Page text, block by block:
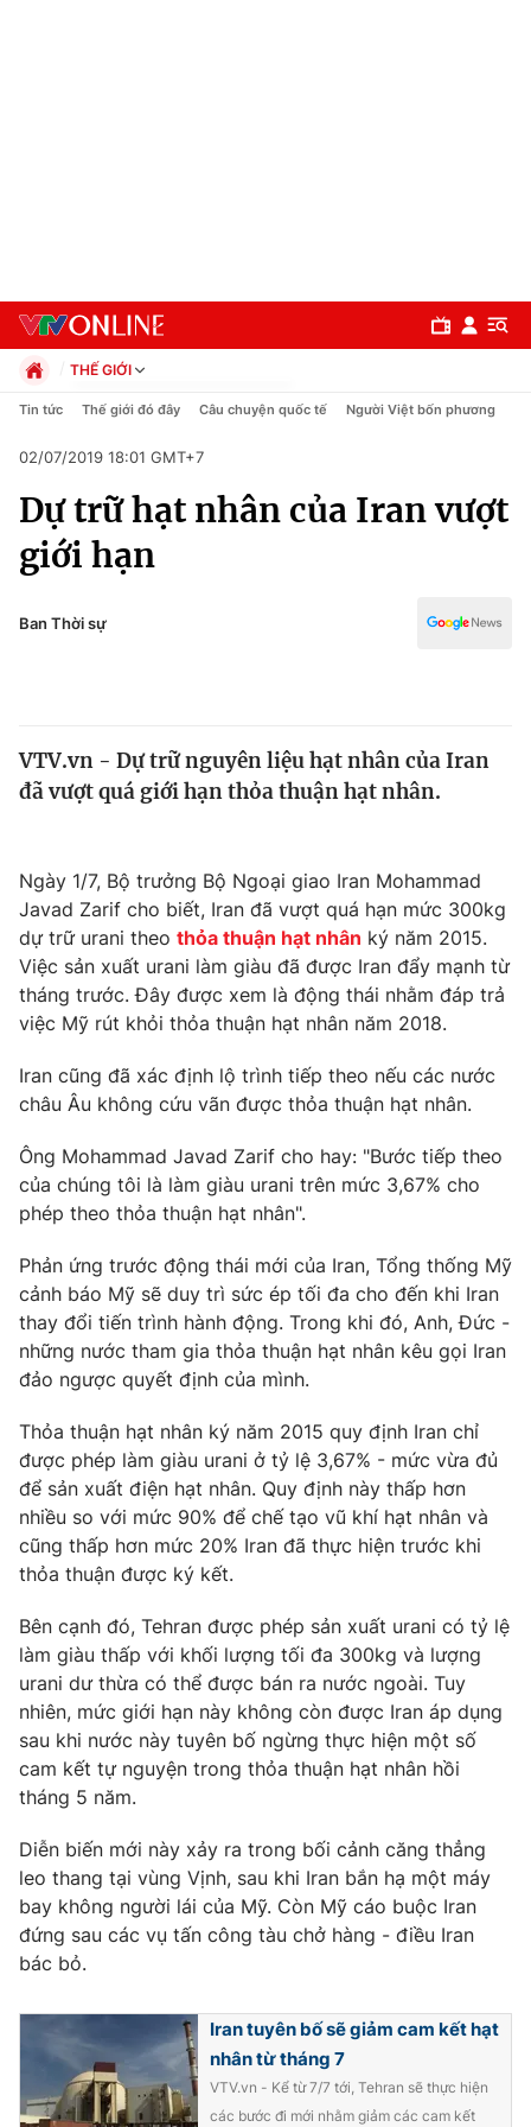
Chuyên mục
Chính trị
Thế giới đó đây
Câu chuyện quốc tế
Kinh tế
Tài chính
Thị trường
Góc doanh nghiệp
Dữ liệu và đời sống
Truyền hình
Phim VTV
Hậu trường
Nhân vật
Khán giả
Giải sao mai
Giải trí
Điện ảnh
Âm nhạc
Đời sống
Du lịch
Làm đẹp
Chất lượng cuộc sống
Giáo dục
Tuyển sinh
Học trực tuyến
Công nghệ
Hitech Công nghệ tương lai
Sản phẩm
Thị trường
Tư vấn
Giao lưu trực tuyến
Lịch phát sóng
Chuyên mục khác
Emagazine
Photo Infographic
Video Shorts video
VTV Money VTV Thể thao
VTV Sức khoẻ Bất động sản
Thị trường 24h Tấm lòng Việt
VTV4
VTV8
Liên hệ tòa soạn English
THẾ GIỚI
Chính trị
Pháp luật
Kinh tế
Thể thao
Truyền hình
Y tế
Tin tức Thế giới đó đây Câu chuyện quốc tế Người Việt bốn phương
02/07/2019 18:01 GMT+7
Dự trữ hạt nhân của Iran vượt
giới hạn
Ban Thời sự
VTV.vn - Dự trữ nguyên liệu hạt nhân của Iran
đã vượt quá giới hạn thỏa thuận hạt nhân.
Ngày 1/7, Bộ trưởng Bộ Ngoại giao Iran Mohammad
Javad Zarif cho biết, Iran đã vượt quá hạn mức 300kg
dự trữ urani theo thỏa thuận hạt nhân ký năm 2015.
Việc sản xuất urani làm giàu đã được Iran đẩy mạnh từ
tháng trước. Đây được xem là động thái nhằm đáp trả
việc Mỹ rút khỏi thỏa thuận hạt nhân năm 2018.
Iran cũng đã xác định lộ trình tiếp theo nếu các nước
châu Âu không cứu vãn được thỏa thuận hạt nhân.
Ông Mohammad Javad Zarif cho hay: "Bước tiếp theo
của chúng tôi là làm giàu urani trên mức 3,67% cho
phép theo thỏa thuận hạt nhân".
Phản ứng trước động thái mới của Iran, Tổng thống Mỹ
cảnh báo Mỹ sẽ duy trì sức ép tối đa cho đến khi Iran
thay đổi tiến trình hành động. Trong khi đó, Anh, Đức -
những nước tham gia thỏa thuận hạt nhân kêu gọi Iran
đảo ngược quyết định của mình.
Thỏa thuận hạt nhân ký năm 2015 quy định Iran chỉ
được phép làm giàu urani ở tỷ lệ 3,67% - mức vừa đủ
để sản xuất điện hạt nhân. Quy định này thấp hơn
nhiều so với mức 90% để chế tạo vũ khí hạt nhân và
cũng thấp hơn mức 20% Iran đã thực hiện trước khi
thỏa thuận được ký kết.
Bên cạnh đó, Tehran được phép sản xuất urani có tỷ lệ
làm giàu thấp với khối lượng tối đa 300kg và lượng
urani dư thừa có thể được bán ra nước ngoài. Tuy
nhiên, mức giới hạn này không còn được Iran áp dụng
sau khi nước này tuyên bố ngừng thực hiện một số
cam kết tự nguyện trong thỏa thuận hạt nhân hồi
tháng 5 năm.
Diễn biến mới này xảy ra trong bối cảnh căng thẳng
leo thang tại vùng Vịnh, sau khi Iran bắn hạ một máy
bay không người lái của Mỹ. Còn Mỹ cáo buộc Iran
đứng sau các vụ tấn công tàu chở hàng - điều Iran
bác bỏ.
Iran tuyên bố sẽ giảm cam kết hạt
nhân từ tháng 7
VTV.vn - Kể từ 7/7 tới, Tehran sẽ thực hiện
các bước đi mới nhằm giảm các cam kết